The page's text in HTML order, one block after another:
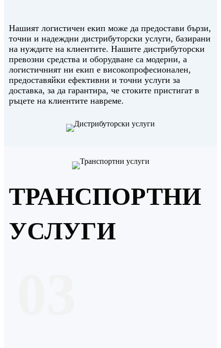
Нашият логистичен екип може да предостави бързи,
точни и надеждни дистрибуторски услуги, базирани
на нуждите на клиентите. Нашите дистрибуторски
превозни средства и оборудване са модерни, а
логистичният ни екип е високопрофесионален,
предоставяйки ефективни и точни услуги за
доставка, за да гарантира, че стоките пристигат в
ръцете на клиентите навреме.
ТРАНСПОРТНИ
УСЛУГИ